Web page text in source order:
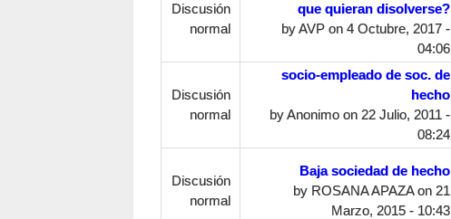
Discusión
normal
que quieran disolverse?
byAVPon 4 Octubre, 2017 -
04:06
Discusión
normal
socio-empleado de soc. de
hecho
byAnonimoon 22 Julio, 2011 -
08:24
Discusión
normal
Baja sociedad de hecho
by ROSANA APAZAon 21
Marzo, 2015 - 10:43